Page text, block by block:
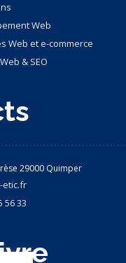
Web
Web et e-commerce
& SEO
29000 Quimper
etic.fr
56 33